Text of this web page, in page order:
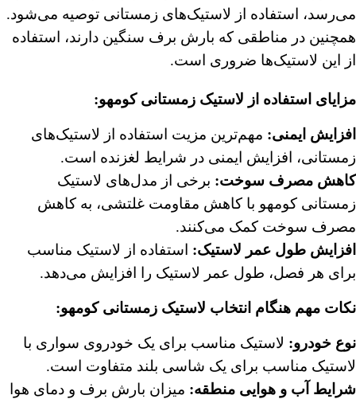
می‌رسد، استفاده از لاستیک‌های زمستانی توصیه می‌شود.
همچنین در مناطقی که بارش برف سنگین دارند، استفاده
از این لاستیک‌ها ضروری است.
مزایای استفاده از لاستیک زمستانی کومهو:
افزایش ایمنی: مهم‌ترین مزیت استفاده از لاستیک‌های
زمستانی، افزایش ایمنی در شرایط لغزنده است.
کاهش مصرف سوخت: برخی از مدل‌های لاستیک
زمستانی کومهو با کاهش مقاومت غلتشی، به کاهش
مصرف سوخت کمک می‌کنند.
افزایش طول عمر لاستیک: استفاده از لاستیک مناسب
برای هر فصل، طول عمر لاستیک را افزایش می‌دهد.
نکات مهم هنگام انتخاب لاستیک زمستانی کومهو:
نوع خودرو: لاستیک مناسب برای یک خودروی سواری با
لاستیک مناسب برای یک شاسی بلند متفاوت است.
شرایط آب و هوایی منطقه: میزان بارش برف و دمای هوا